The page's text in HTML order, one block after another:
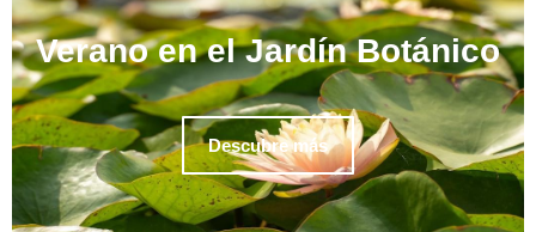
Verano en el Jardín Botánico
Descubre más